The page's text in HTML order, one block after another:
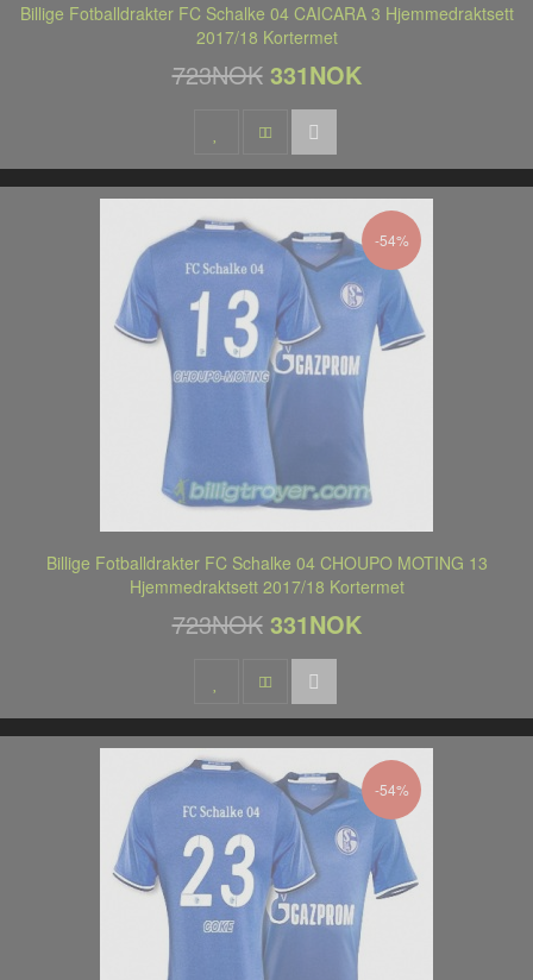
Billige Fotballdrakter FC Schalke 04 CAICARA 3 Hjemmedraktsett
2017/18 Kortermet
723NOK 331NOK
-54%
Billige Fotballdrakter FC Schalke 04 CHOUPO MOTING 13
Hjemmedraktsett 2017/18 Kortermet
723NOK 331NOK
-54%